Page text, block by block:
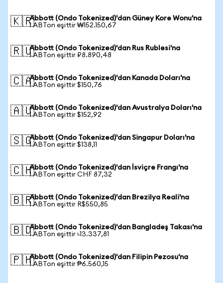
🇰🇷Abbott (Ondo Tokenized)'dan Güney Kore Wonu'na
1 ABTon eşittir ₩152.150,67
🇷🇺Abbott (Ondo Tokenized)'dan Rus Rublesi'na
1 ABTon eşittir ₽8.890,48
🇨🇦Abbott (Ondo Tokenized)'dan Kanada Doları'na
1 ABTon eşittir $150,76
🇦🇺Abbott (Ondo Tokenized)'dan Avustralya Doları'na
1 ABTon eşittir $152,92
🇸🇬Abbott (Ondo Tokenized)'dan Singapur Doları'na
1 ABTon eşittir $138,11
🇨🇭Abbott (Ondo Tokenized)'dan İsviçre Frangı'na
1 ABTon eşittir CHF 87,32
🇧🇷Abbott (Ondo Tokenized)'dan Brezilya Reali'na
1 ABTon eşittir R$550,85
🇧🇩Abbott (Ondo Tokenized)'dan Bangladeş Takası'na
1 ABTon eşittir ৳13.337,81
🇵🇭Abbott (Ondo Tokenized)'dan Filipin Pezosu'na
1 ABTon eşittir ₱6.560,15